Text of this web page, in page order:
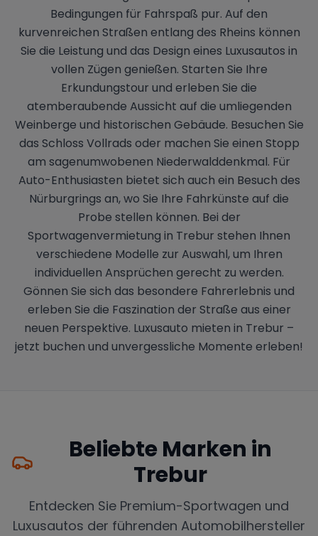
Bedingungen für Fahrspaß pur. Auf den
kurvenreichen Straßen entlang des Rheins können
Sie die Leistung und das Design eines Luxusautos in
vollen Zügen genießen. Starten Sie Ihre
Erkundungstour und erleben Sie die
atemberaubende Aussicht auf die umliegenden
Weinberge und historischen Gebäude. Besuchen Sie
das Schloss Vollrads oder machen Sie einen Stopp
am sagenumwobenen Niederwalddenkmal. Für
Auto-Enthusiasten bietet sich auch ein Besuch des
Nürburgrings an, wo Sie Ihre Fahrkünste auf die
Probe stellen können. Bei der
Sportwagenvermietung in Trebur stehen Ihnen
verschiedene Modelle zur Auswahl, um Ihren
individuellen Ansprüchen gerecht zu werden.
Gönnen Sie sich das besondere Fahrerlebnis und
erleben Sie die Faszination der Straße aus einer
neuen Perspektive. Luxusauto mieten in Trebur –
jetzt buchen und unvergessliche Momente erleben!
Beliebte Marken in
Trebur
Entdecken Sie Premium-Sportwagen und
Luxusautos der führenden Automobilhersteller